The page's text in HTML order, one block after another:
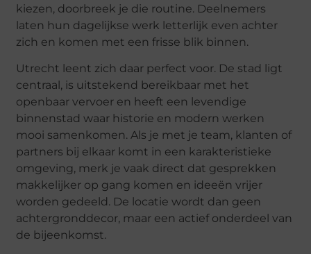
kiezen, doorbreek je die routine. Deelnemers
laten hun dagelijkse werk letterlijk even achter
zich en komen met een frisse blik binnen.
Utrecht leent zich daar perfect voor. De stad ligt
centraal, is uitstekend bereikbaar met het
openbaar vervoer en heeft een levendige
binnenstad waar historie en modern werken
mooi samenkomen. Als je met je team, klanten of
partners bij elkaar komt in een karakteristieke
omgeving, merk je vaak direct dat gesprekken
makkelijker op gang komen en ideeën vrijer
worden gedeeld. De locatie wordt dan geen
achtergronddecor, maar een actief onderdeel van
de bijeenkomst.